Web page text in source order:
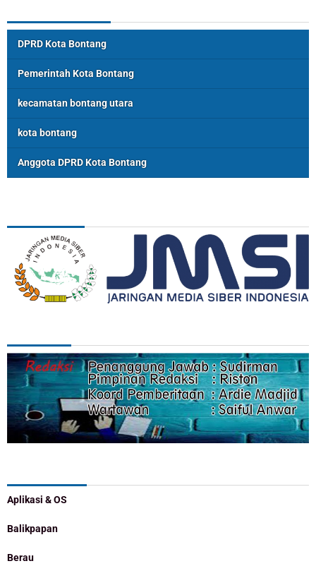
DPRD Kota Bontang
Pemerintah Kota Bontang
kecamatan bontang utara
kota bontang
Anggota DPRD Kota Bontang
Aplikasi & OS
Balikpapan
Berau